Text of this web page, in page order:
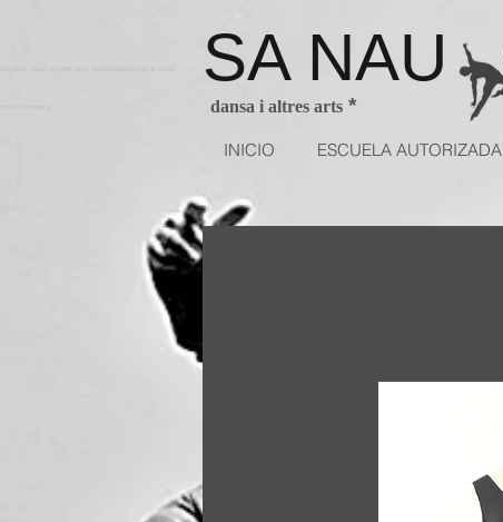
SA NAU
dansa i altres arts *
INICIO ESCUELA AUTORIZADA